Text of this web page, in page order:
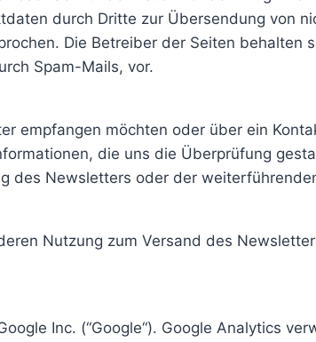
durch Dritte zur Übersendung von
Die Betreiber der Seiten behalten
Spam-Mails, vor.
empfangen möchten oder über ein
die uns die Überprüfung
des Newsletters oder der
Nutzung zum Versand des
Inc. (“Google“). Google Analytics